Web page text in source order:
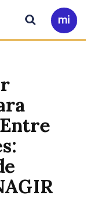
Ir
a
Buscar